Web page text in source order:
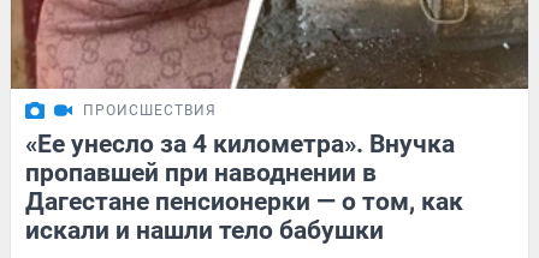
ПРОИСШЕСТВИЯ
«Ее унесло за 4 километра». Внучка
пропавшей при наводнении в
Дагестане пенсионерки — о том, как
искали и нашли тело бабушки